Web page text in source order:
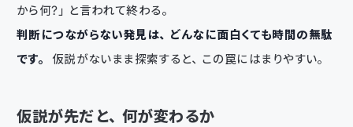
から何？」と言われて終わる。
判断につながらない発見は、どんなに面白くても時間の無駄
です。
仮説がないまま探索すると、この罠にはまりやすい。
仮説が先だと、何が変わるか